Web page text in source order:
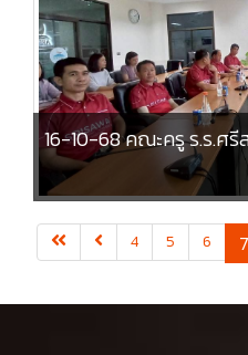
16-10-68 คณะครู ร.ร.ศรี
4 5 6 7